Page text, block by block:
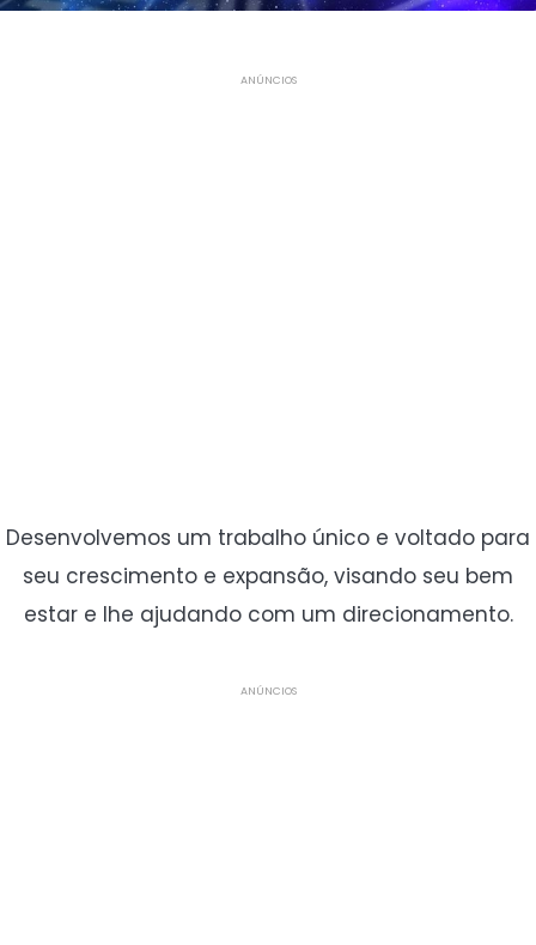
ANÚNCIOS
Desenvolvemos um trabalho único e voltado para
seu crescimento e expansão, visando seu bem
estar e lhe ajudando com um direcionamento.
ANÚNCIOS